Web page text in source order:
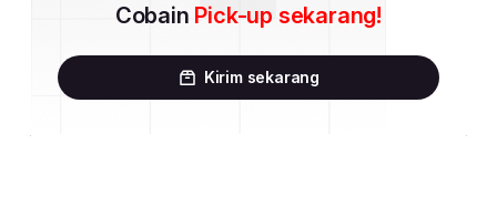
Cobain Pick-up sekarang!
Kirim sekarang